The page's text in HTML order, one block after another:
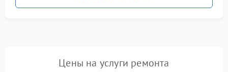
Цены на услуги ремонта